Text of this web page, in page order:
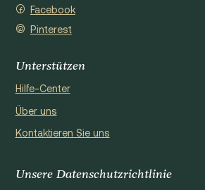
Facebook
Pinterest
Unterstützen
Hilfe-Center
Über uns
Kontaktieren Sie uns
Unsere Datenschutzrichtlinie